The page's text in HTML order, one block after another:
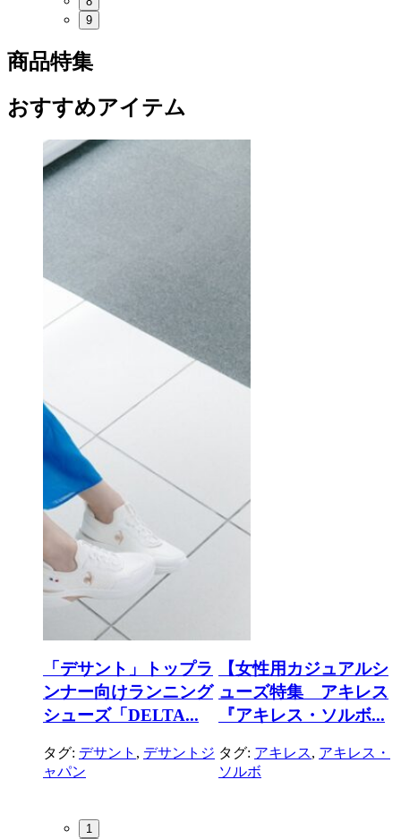
9
商品特集
おすすめアイテム
「デサント」トップラ
ンナー向けランニング
シューズ「DELTA...
タグ: デサント , デサントジ
ャパン
【女性用カジュアルシ
ューズ特集 アキレス
『アキレス・ソルボ...
タグ: アキレス, アキレス・
ソルボ
1